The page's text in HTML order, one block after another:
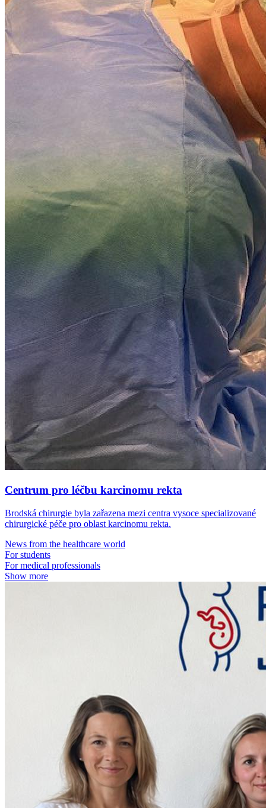
Centrum pro léčbu karcinomu rekta
Brodská chirurgie byla zařazena mezi centra vysoce specializované
chirurgické péče pro oblast karcinomu rekta.
News from the healthcare world
For students
For medical professionals
Show more